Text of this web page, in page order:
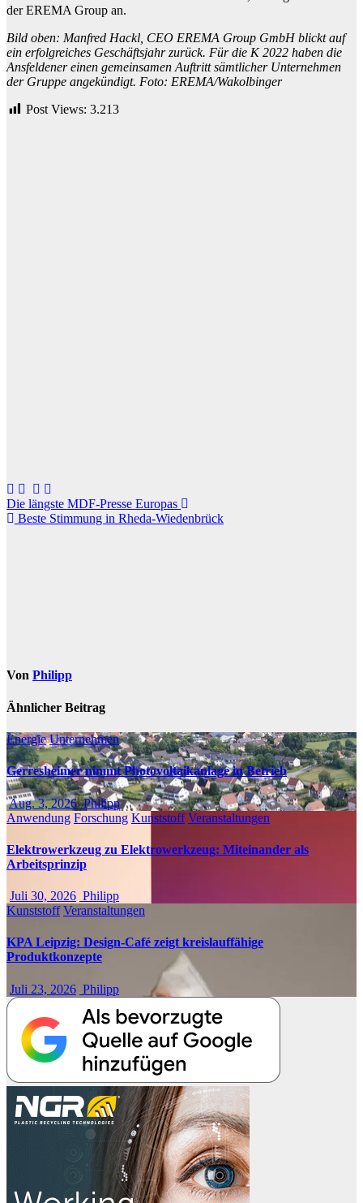
der EREMA Group an.
Bild oben: Manfred Hackl, CEO EREMA Group GmbH blickt auf
ein erfolgreiches Geschäftsjahr zurück. Für die K 2022 haben die
Ansfeldener einen gemeinsamen Auftritt sämtlicher Unternehmen
der Gruppe angekündigt. Foto: EREMA/Wakolbinger
Post Views: 3.213
Beitragsnavigation
Die längste MDF-Presse Europas
Beste Stimmung in Rheda-Wiedenbrück
Von Philipp
Ähnlicher Beitrag
Energie Unternehmen
Gerresheimer nimmt Photovoltaikanlage in Betrieb
Aug. 3, 2026 Philipp
Anwendung Forschung Kunststoff Veranstaltungen
Elektrowerkzeug zu Elektrowerkzeug: Miteinander als
Arbeitsprinzip
Juli 30, 2026 Philipp
Kunststoff Veranstaltungen
KPA Leipzig: Design-Café zeigt kreislauffähige
Produktkonzepte
Juli 23, 2026 Philipp